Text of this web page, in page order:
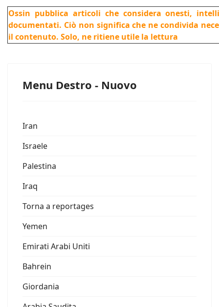
Ossin pubblica articoli che considera onesti,
documentati. Ciò non significa che ne condivida
il contenuto. Solo, ne ritiene utile la lettura
Menu Destro - Nuovo
Iran
Israele
Palestina
Iraq
Torna a reportages
Yemen
Emirati Arabi Uniti
Bahrein
Giordania